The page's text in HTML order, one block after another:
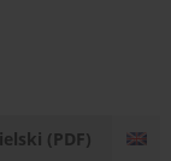
(PDF)